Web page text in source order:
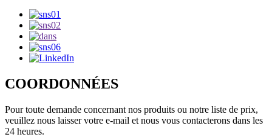
COORDONNÉES
Pour toute demande concernant nos produits ou notre liste de prix,
veuillez nous laisser votre e-mail et nous vous contacterons dans les
24 heures.